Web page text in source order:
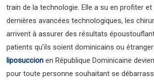
train de la technologie. Elle a su en profiter et
dernières avancées technologiques, les
arrivent à assurer des résultats
patients qu’ils soient dominicains ou
liposuccion en République Dominicaine
pour toute personne souhaitant se